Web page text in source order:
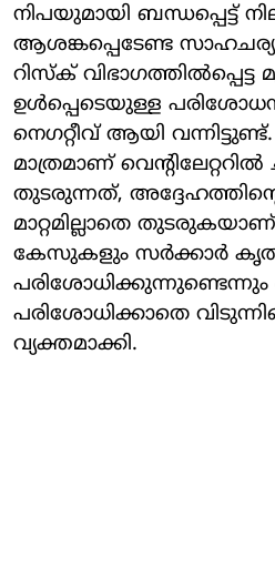
നിപയുമായി ബന്ധപ്പെട്ട്
ആശങ്കപ്പെടേണ്ട
റിസ്‌ക്
ഉള്‍പ്പെടെയുള്ള
നെഗറ്റീവ് ആയി
മാത്രമാണ്
തുടരുന്നത്,
മാറ്റമില്ലാതെ
കേസുകളും സര്‍ക്കാര്‍
പരിശോധിക്കാതെ
വ്യക്തമാക്കി.